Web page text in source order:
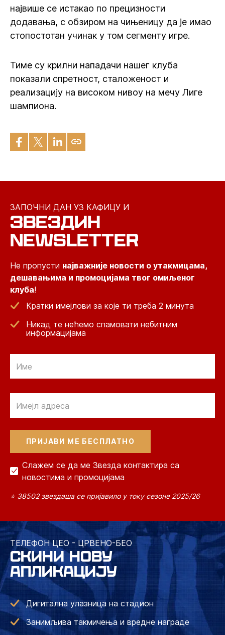
највише се истакао по прецизности
додавања, с обзиром на чињеницу да је имао
стопостотан учинак у том сегменту игре.
Тиме су крилни нападачи нашег клуба
показали спретност, сталоженост и
реализацију на високом нивоу на мечу Лиге
шампиона.
ЗАПОЧНИ ДАН УЗ КАФИЦУ И
ЗВЕЗДИН
NEWSLETTER
Не пропусти најважније новости о утакмицама,
дешавањима и промоцијама твог омиљеног
клуба!
Кратки имејлови за које ти треба 2 минута
Никад те нећемо спамовати небитним
информацијама
Слажем се да ме Звезда контактира са
новостима и промоцијама
⭐ 38502 звездаша се пријавило у току сезоне 2025/26
ТЕЛЕФОН ЦЕО - ЦРВЕНО-БЕО
СКИНИ НОВУ
АПЛИКАЦИЈУ
Дигитална улазница на стадион
Занимљива такмичења и вредне награде